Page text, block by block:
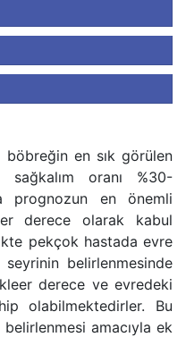
böbreğin en sık görülen
oranı %30-
prognozun en önemli
derece olarak kabul
pekçok hastada evre
belirlenmesinde
derece ve evredeki
olabilmektedirler. Bu
belirlenmesi amacıyla ek